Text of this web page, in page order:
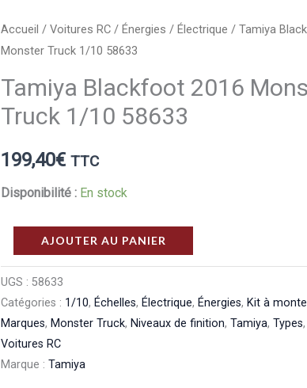
Accueil /Voitures RC / Énergies / Électrique / Tamiya
Monster Truck 1/10 58633
Tamiya Blackfoot 2016
Truck 1/10 58633
199,40€ TTC
Disponibilité : En stock
quantité
de
Tamiya
Blackfoot
2016
Monster
Truck
AJOUTER AU PANIER
UGS :58633
Catégories : 1/10, Échelles, Électrique, Énergies, Kit à
Marques, Monster Truck, Niveaux de finition,Tamiya,Types,
Voitures RC
Marque :Tamiya